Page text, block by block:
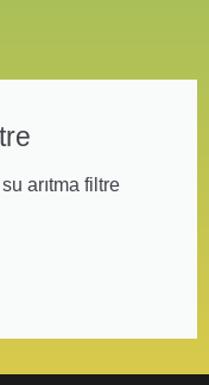
arıtma filtre